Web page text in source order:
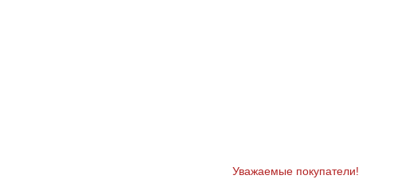
Уважаемые покупатели!